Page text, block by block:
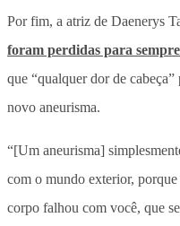
Por fim, a atriz de Daenerys
foram perdidas para
que “qualquer dor de
novo aneurisma.
“[Um aneurisma]
com o mundo exterior,
corpo falhou com você, que